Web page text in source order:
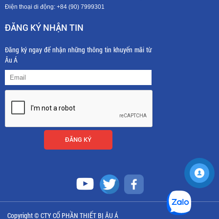
Điện thoại di động: +84 (90) 7999301
ĐĂNG KÝ NHẬN TIN
Đăng ký ngay để nhận những thông tin khuyến mãi từ
Âu Á
Copyright © CTY CỔ PHẦN THIẾT BỊ ÂU Á